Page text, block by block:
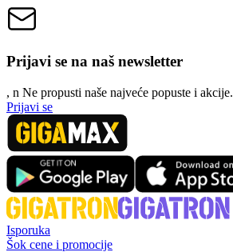
Prijavi se na naš newsletter
, n Ne propusti naše najveće popuste i akcije.
Prijavi se
Isporuka
Šok cene i promocije